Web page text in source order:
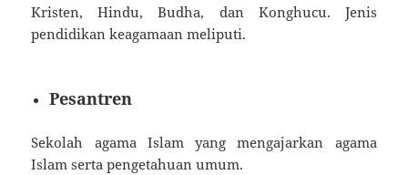
Kristen, Hindu, Budha, dan Konghucu. Jenis
pendidikan keagamaan meliputi.
Pesantren
Sekolah agama Islam yang mengajarkan agama
Islam serta pengetahuan umum.